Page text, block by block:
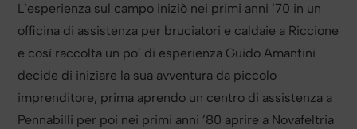
L’esperienza sul campo iniziò nei primi anni ’70 in un
officina di assistenza per bruciatori e caldaie a Riccione
e così raccolta un po’ di esperienza Guido Amantini
decide di iniziare la sua avventura da piccolo
imprenditore, prima aprendo un centro di assistenza a
Pennabilli per poi nei primi anni ’80 aprire a Novafeltria